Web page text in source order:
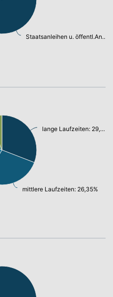
Staatsanleihen u. öffentl.Anleihen: 82,01%
lange Laufzeiten: 29,29%
mittlere Laufzeiten: 26,35%